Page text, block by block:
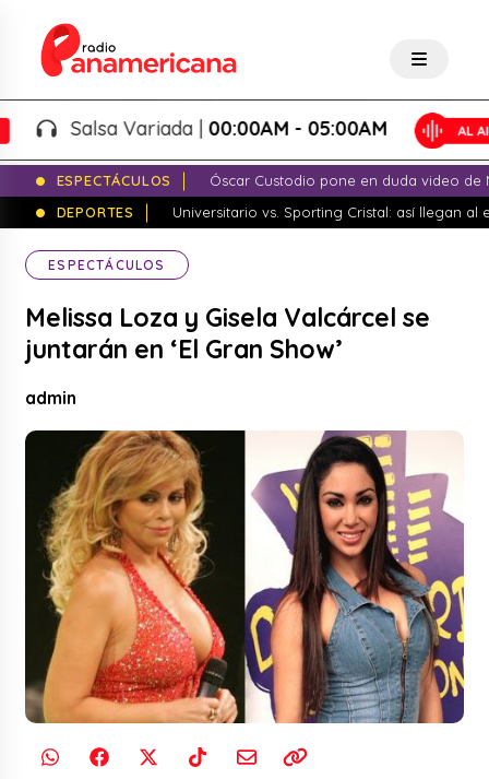
Salsa Variada |00:00AM - 05:00AM
ESPECTÁCULOS
Óscar Custodio pone en duda video de
DEPORTES
Universitario vs. Sporting Cristal: así llegan al
ESPECTÁCULOS
Melissa Loza y Gisela Valcárcel se
juntarán en ‘El Gran Show’
admin